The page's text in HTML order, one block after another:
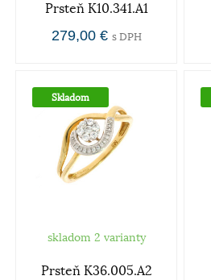
Prsteň K10.341.A1
279,00 € s DPH
Skladom
skladom 2 varianty
Prsteň K36.005.A2